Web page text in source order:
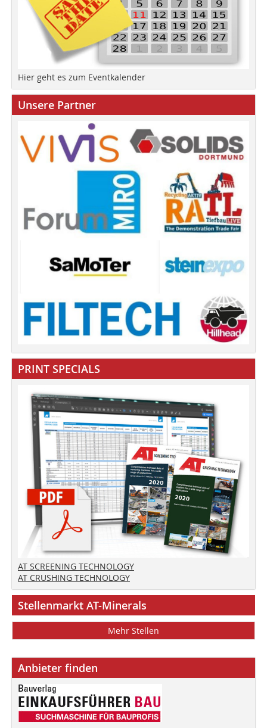
Hier geht es zum Eventkalender
Unsere Partner
PRINT SPECIALS
AT SCREENING TECHNOLOGY
AT CRUSHING TECHNOLOGY
Stellenmarkt AT-Minerals
Mehr Stellen
Anbieter finden